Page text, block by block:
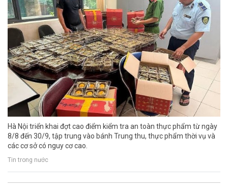
Hà Nội triển khai đợt cao điểm kiểm tra an toàn thực phẩm từ ngày
8/8 đến 30/9, tập trung vào bánh Trung thu, thực phẩm thời vụ và
các cơ sở có nguy cơ cao.
Tin trong nước